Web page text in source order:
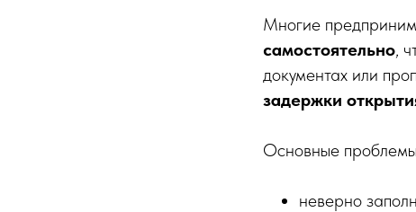
Многие
самостоятельно,
документах или
задержки
Основные
неверно